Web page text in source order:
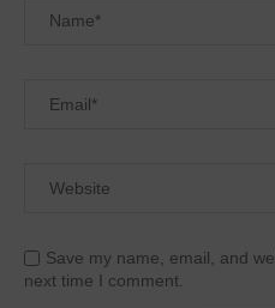
Save my name, email, and
next time I comment.